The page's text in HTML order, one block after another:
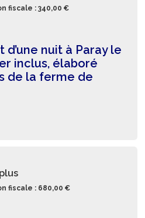
fiscale : 340,00 €
nuit à Paray le
inclus, élaboré
de la ferme de
fiscale : 680,00 €